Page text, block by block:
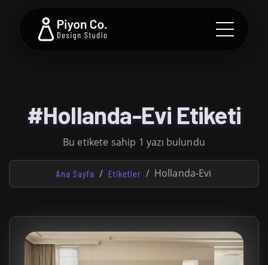
#Hollanda-Evi Etiketi
Bu etikete sahip 1 yazı bulundu
Ana Sayfa Etiketler Hollanda-Evi